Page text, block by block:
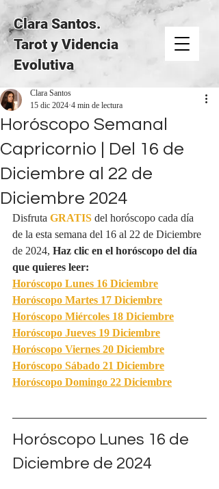
Clara Santos.
Tarot y Videncia
Evolutiva
Horóscopo Semanal
Capricornio | Del 16 de
Diciembre al 22 de
Diciembre 2024
Clara Santos
15 dic 20244 min de lectura
Disfruta GRATISdel horóscopo cada día
de la esta semana del 16 al 22 de Diciembre
de 2024, Haz clic en el horóscopo del día
que quieres leer:
Horóscopo Lunes 16 Diciembre
Horóscopo Martes 17 Diciembre
Horóscopo Miércoles 18 Diciembre
Horóscopo Jueves 19 Diciembre
Horóscopo Viernes 20 Diciembre
Horóscopo Sábado 21 Diciembre
Horóscopo Domingo 22 Diciembre
Horóscopo Lunes 16 de
Diciembre de 2024